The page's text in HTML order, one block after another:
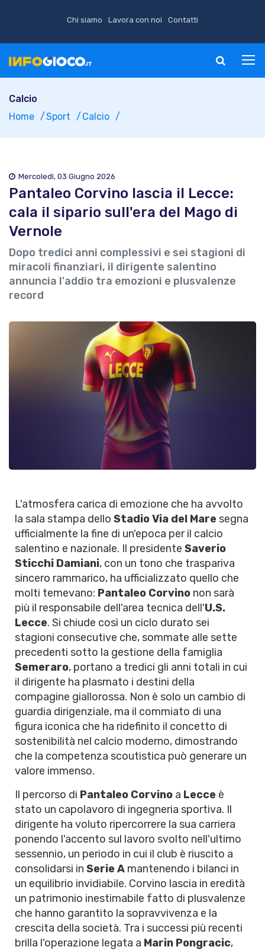
Chi siamo Lavora con noi Contatti
Calcio
Home
Sport Calcio
Mercoledì, 03 Giugno 2026
Pantaleo Corvino lascia il Lecce:
cala il sipario sull'era del Mago di
Vernole
Dopo tredici anni complessivi e sei stagioni di
miracoli finanziari, il dirigente salentino
annuncia l'addio tra emozioni e plusvalenze
record
L'atmosfera carica di emozione che ha avvolto
la sala stampa dello Stadio Via del Mare segna
ufficialmente la fine di un'epoca per il calcio
salentino e nazionale. Il presidente Saverio
Sticchi Damiani, con un tono che traspariva
sincero rammarico, ha ufficializzato quello che
molti temevano: Pantaleo Corvino non sarà
più il responsabile dell'area tecnica dell'U.S.
Lecce. Si chiude così un ciclo durato sei
stagioni consecutive che, sommate alle sette
precedenti sotto la gestione della famiglia
Semeraro, portano a tredici gli anni totali in cui
il dirigente ha plasmato i destini della
compagine giallorossa. Non è solo un cambio di
guardia dirigenziale, ma il commiato di una
figura iconica che ha ridefinito il concetto di
sostenibilità nel calcio moderno, dimostrando
che la competenza scoutistica può generare un
valore immenso.
Il percorso di Pantaleo Corvino a Lecce è
stato un capolavoro di ingegneria sportiva. Il
dirigente ha voluto ripercorrere la sua carriera
ponendo l'accento sul lavoro svolto nell'ultimo
sessennio, un periodo in cui il club è riuscito a
consolidarsi in Serie A mantenendo i bilanci in
un equilibrio invidiabile. Corvino lascia in eredità
un patrimonio inestimabile fatto di plusvalenze
che hanno garantito la sopravvivenza e la
crescita della società. Tra i successi più recenti
brilla l'operazione legata a Marin Pongracic,